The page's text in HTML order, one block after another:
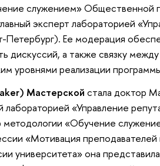
служением» Общественной
эксперт лабораторией
Ее модерация
дискуссий, а также связку
уровнями реализации
Мастерской стала доктор
«Управление
«Обучение
«Мотивация
университета» она